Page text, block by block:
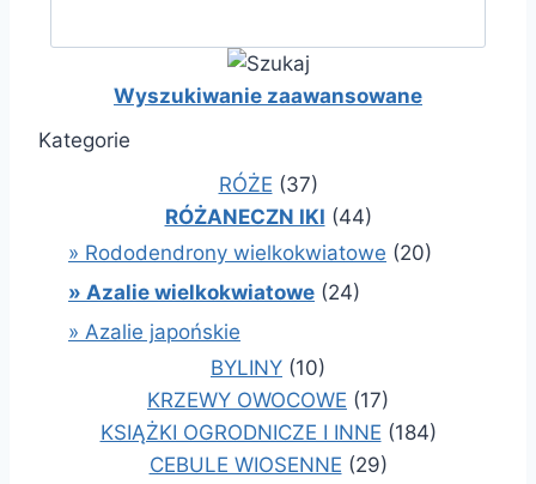
Wyszukiwanie zaawansowane
Kategorie
RÓŻE (37)
RÓŻANECZN IKI (44)
» Rododendrony wielkokwiatowe (20)
» Azalie wielkokwiatowe (24)
» Azalie japońskie
BYLINY (10)
KRZEWY OWOCOWE (17)
KSIĄŻKI OGRODNICZE I INNE (184)
CEBULE WIOSENNE (29)